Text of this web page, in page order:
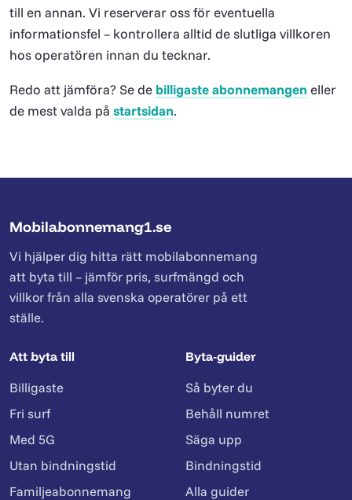
till en annan. Vi reserverar oss för eventuella
informationsfel – kontrollera alltid de slutliga villkoren
hos operatören innan du tecknar.
Redo att jämföra? Se de billigaste abonnemangen eller
de mest valda på startsidan.
Mobilabonnemang1.se
Vi hjälper dig hitta rätt mobilabonnemang
att byta till – jämför pris, surfmängd och
villkor från alla svenska operatörer på ett
ställe.
Att byta till
Billigaste
Fri surf
Med 5G
Utan bindningstid
Familjeabonnemang
Byta-guider
Så byter du
Behåll numret
Säga upp
Bindningstid
Alla guider